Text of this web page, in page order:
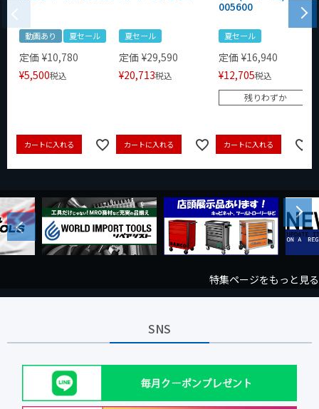
動画あり 夏セール
定価 ¥10,780
¥5,500税込
カートに入れる
夏セール
定価 ¥29,590
¥20,713税込
カートに入れる
005600
夏セール
定価 ¥16,940
¥12,705税込
残りわずか
カートに入れる
Previous
Next
特集ページをもっと見る
SNS